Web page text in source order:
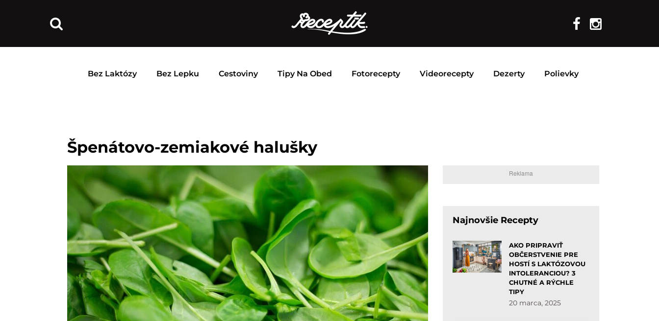
Bez Laktózy Bez Lepku Cestoviny Tipy Na Obed Fotorecepty Videorecepty Dezerty Polievky
Špenátovo-zemiakové halušky
Reklama
Najnovšie Recepty
AKO PRIPRAVIŤ
OBČERSTVENIE PRE
HOSTÍ S LAKTÓZOVOU
INTOLERANCIOU? 3
CHUTNÉ A RÝCHLE
TIPY
20 marca, 2025